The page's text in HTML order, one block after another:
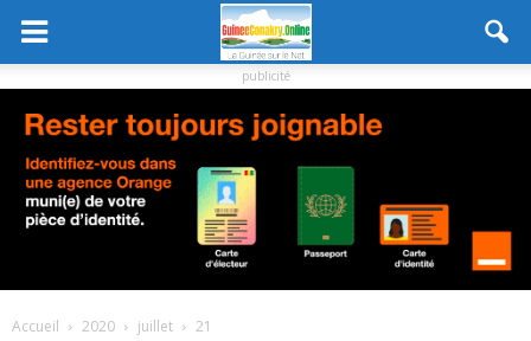
publicité
Accueil 2020 juillet 21